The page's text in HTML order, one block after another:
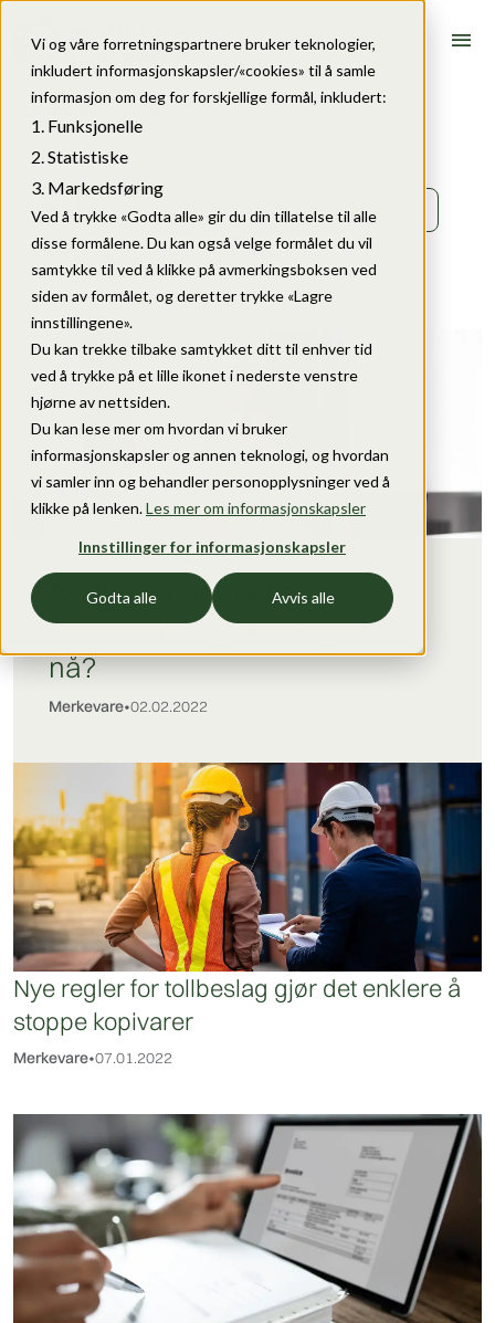
Vi og våre forretningspartnere bruker teknologier,
inkludert informasjonskapsler/«cookies» til å samle
informasjon om deg for forskjellige formål, inkludert:
Funksjonelle
Statistiske
Markedsføring
Ved å trykke «Godta alle» gir du din tillatelse til alle
disse formålene. Du kan også velge formålet du vil
samtykke til ved å klikke på avmerkingsboksen ved
siden av formålet, og deretter trykke «Lagre
innstillingene».
Du kan trekke tilbake samtykket ditt til enhver tid
ved å trykke på et lille ikonet i nederste venstre
hjørne av nettsiden.
Du kan lese mer om hvordan vi bruker
informasjonskapsler og annen teknologi, og hvordan
vi samler inn og behandler personopplysninger ved å
klikke på lenken.Les mer om informasjonskapsler
Innstillinger for informasjonskapsler
Godta alle Avvis alle
menu
Fagartikler
Alle Bærekraft Forretningshemmeligheter
Merkevare Strategi Teknologi
Avslag på søknad om
varemerkeregistrering – hva
nå?
Merkevare•02.02.2022
Nye regler for tollbeslag gjør det enklere å
stoppe kopivarer
Merkevare•07.01.2022